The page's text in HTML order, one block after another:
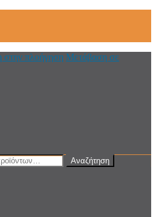
στην πλοήγηση Μετάβαση σε
Αναζήτηση